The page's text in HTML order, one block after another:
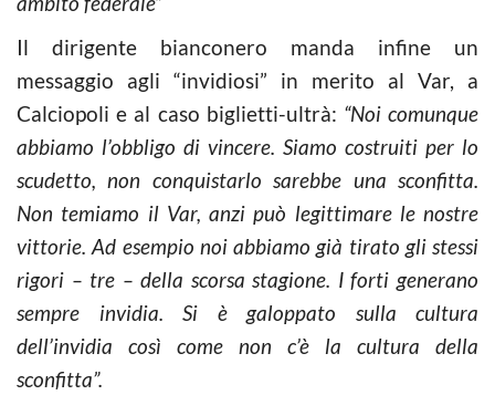
Il dirigente bianconero manda infine un
messaggio agli “invidiosi” in merito al Var, a
Calciopoli e al caso biglietti-ultrà: “Noi comunque
abbiamo l’obbligo di vincere. Siamo costruiti per lo
scudetto, non conquistarlo sarebbe una sconfitta.
Non temiamo il Var, anzi può legittimare le nostre
vittorie. Ad esempio noi abbiamo già tirato gli stessi
rigori – tre – della scorsa stagione. I forti generano
sempre invidia. Si è galoppato sulla cultura
dell’invidia così come non c’è la cultura della
sconfitta”.